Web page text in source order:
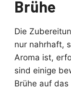
Brühe
Die
nur nahrhaft,
Aroma ist,
sind einige
Brühe auf